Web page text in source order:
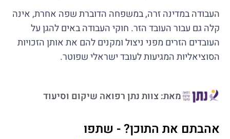
העבודה במדינה זרה, במשפחה הדוברת שפה אחרת, אינה
קלה גם עבור העובד הזר. חוקי העבודה באים להגן על
העובדים הזרים מפני ניצול ומקנים להם את אותן הזכויות
הסוציאליות המגיעות לעובד ישראלי שפוטר.
מאת: צוות נתן רפואה שיקום וסיעוד
אהבתם את התוכן? - שתפו